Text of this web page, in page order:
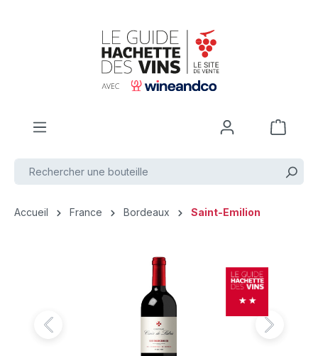
Accueil France Bordeaux Saint-Emilion